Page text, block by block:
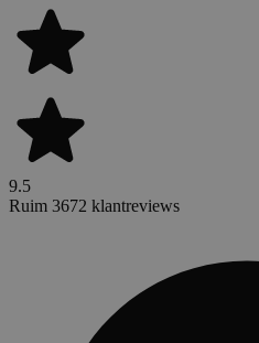
9.5
Ruim 3672 klantreviews